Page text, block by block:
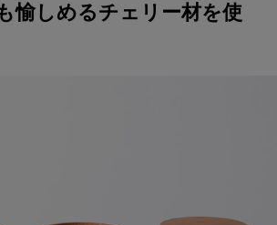
愉しめるチェリー材を使